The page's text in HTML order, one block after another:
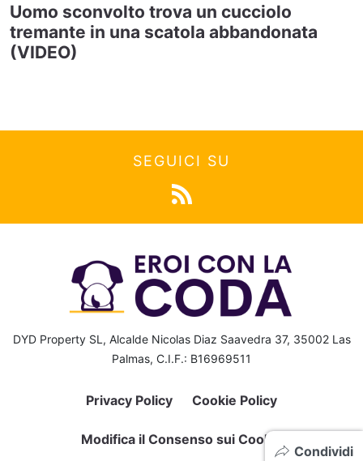
Condividi
Uomo sconvolto trova un cucciolo
tremante in una scatola abbandonata
(VIDEO)
SEGUICI SU
DYD Property SL, Alcalde Nicolas Diaz Saavedra 37, 35002 Las
Palmas, C.I.F.: B16969511
Privacy Policy Cookie Policy
Modifica il Consenso sui Cookie